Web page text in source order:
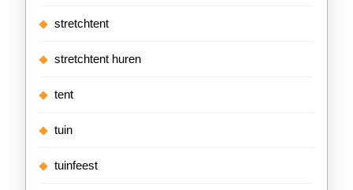
stretchtent
stretchtent huren
tent
tuin
tuinfeest